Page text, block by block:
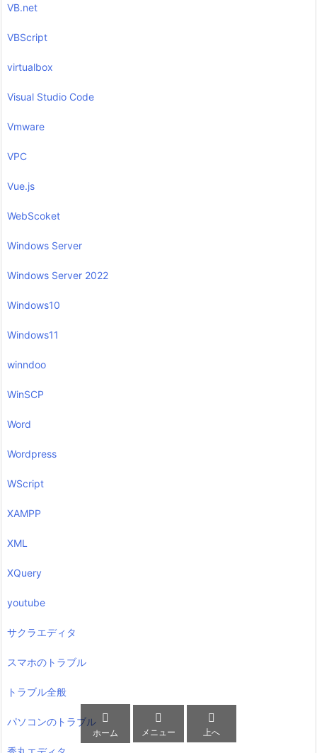
VB.net
VBScript
virtualbox
Visual Studio Code
Vmware
VPC
Vue.js
WebScoket
Windows Server
Windows Server 2022
Windows10
Windows11
winndoo
WinSCP
Word
Wordpress
WScript
XAMPP
XML
XQuery
youtube
サクラエディタ
スマホのトラブル
トラブル全般
パソコンのトラブル 
ホーム

メニュー

上へ